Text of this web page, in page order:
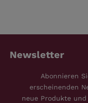
Newsletter
Abonnieren
erscheinenden
neue Produkte